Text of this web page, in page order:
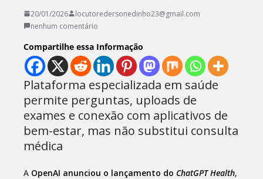
20/01/2026
locutoredersonedinho23@gmail.com
nenhum comentário
Compartilhe essa Informação
Plataforma especializada em saúde
permite perguntas, uploads de
exames e conexão com aplicativos de
bem-estar, mas não substitui consulta
médica
A OpenAI anunciou o lançamento do ChatGPT Health,